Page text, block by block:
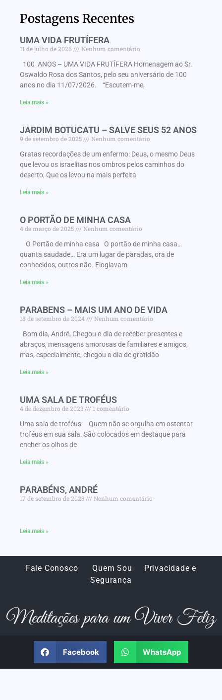
Postagens Recentes
UMA VIDA FRUTÍFERA
11 de julho de 2026
Nenhum comentário
100 ANOS – UMA VIDA FRUTÍFERA Homenagem ao Sr.
Oswaldo Rosa dos Santos, pelo seu aniversário de 100
anos no dia 11/07/2026. “Escutem-me,
Leia mais »
JARDIM BOTUCATU – SALVE SEUS 52 ANOS
9 de setembro de 2025
Nenhum comentário
Gratas recordações de um enfermo: Deus, o mesmo Deus
que levou os israelitas nos ombros pelos caminhos do
deserto, Que os levou na mais perfeita
Leia mais »
O PORTÃO DE MINHA CASA
4 de março de 2025
Nenhum comentário
O Portão de minha casa O portão de minha casa…
quanta saudade… Era um lugar de paradas, ora de
conhecidos, outros não. Elogiavam
Leia mais »
PARABENS – MAIS UM ANO DE VIDA
18 de setembro de 2024
Nenhum comentário
Bom dia, André, Chegou o dia de receber presentes e
abraços, mensagens amorosas de familiares e amigos,
mas, especialmente, chegou o dia de gratidão
Leia mais »
UMA SALA DE TROFÉUS
4 de dezembro de 2023
1 comentário
Uma sala de troféus Quem não se orgulha em ostentar
troféus em sua sala. São colocados em destaque para
encher os olhos de
Leia mais »
PARABÉNS, ANDRÉ
17 de setembro de 2023 Nenhum comentário
Leia mais »
Fale Conosco Quem Sou
Privacidade e
Segurança
Facebook WhatsApp